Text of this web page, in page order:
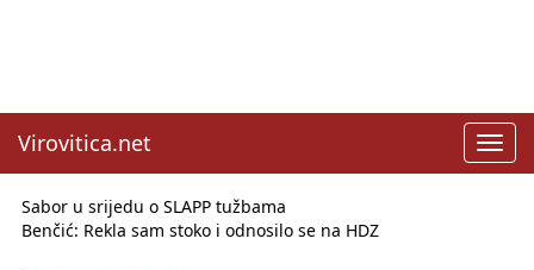
Virovitica.net
Sabor u srijedu o SLAPP tužbama
Benčić: Rekla sam stoko i odnosilo se na HDZ